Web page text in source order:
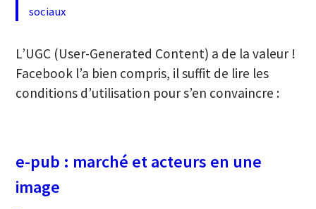
sociaux
L’UGC (User-Generated Content) a de la valeur !
Facebook l’a bien compris, il suffit de lire les
conditions d’utilisation pour s’en convaincre :
e-pub : marché et acteurs en une
image